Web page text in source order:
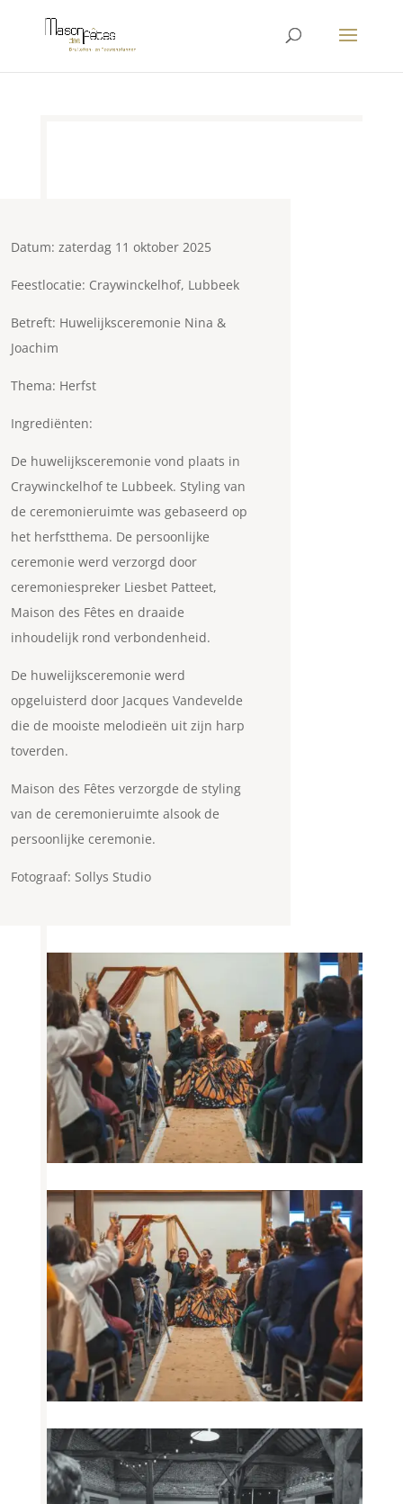
Datum: zaterdag 11 oktober 2025
Feestlocatie: Craywinckelhof, Lubbeek
Betreft: Huwelijksceremonie Nina &
Joachim
Thema: Herfst
Ingrediënten:
De huwelijksceremonie vond plaats in
Craywinckelhof te Lubbeek. Styling van
de ceremonieruimte was gebaseerd op
het herfstthema. De persoonlijke
ceremonie werd verzorgd door
ceremoniespreker Liesbet Patteet,
Maison des Fêtes en draaide
inhoudelijk rond verbondenheid.
De huwelijksceremonie werd
opgeluisterd door Jacques Vandevelde
die de mooiste melodieën uit zijn harp
toverden.
Maison des Fêtes verzorgde de styling
van de ceremonieruimte alsook de
persoonlijke ceremonie.
Fotograaf: Sollys Studio